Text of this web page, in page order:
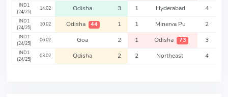
IND1
(24/25)
14.02 Odisha 3 1 Hyderabad 4
IND1
(24/25)
10.02 Odisha 44 1 1 Minerva Pu 2
IND1
(24/25)
06.02 Goa 2 1 Odisha 73 3
IND1
(24/25)
03.02 Odisha 2 2 Northeast 4